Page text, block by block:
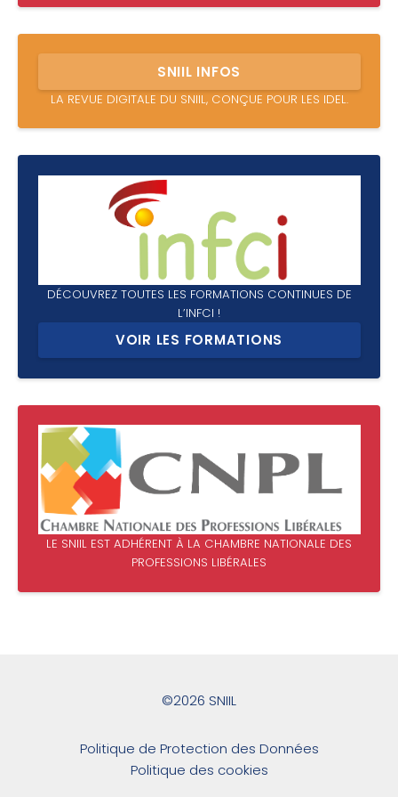
SNIIL INFOS
LA REVUE DIGITALE DU SNIIL, CONÇUE POUR LES IDEL.
DÉCOUVREZ TOUTES LES FORMATIONS CONTINUES DE
L’INFCI !
VOIR LES FORMATIONS
LE SNIIL EST ADHÉRENT À LA CHAMBRE NATIONALE DES
PROFESSIONS LIBÉRALES
©2026 SNIIL
Politique de Protection des Données
Politique des cookies